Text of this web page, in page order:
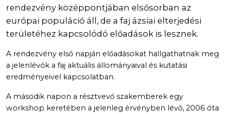
rendezvény középpontjában elsősorban az
európai populáció áll, de a faj ázsiai elterjedési
területéhez kapcsolódó előadások is lesznek.
A rendezvény első napján előadásokat hallgathatnak meg
a jelenlévők a faj aktuális állományaival és kutatási
eredményeivel kapcsolatban.
A második napon a résztvevő szakemberek egy
workshop keretében a jelenleg érvényben lévő, 2006 óta